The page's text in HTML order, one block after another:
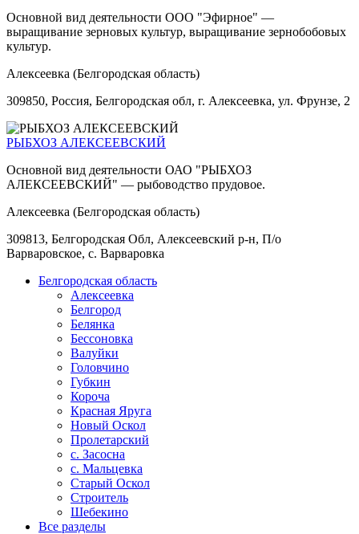
Основной вид деятельности ООО "Эфирное" —
выращивание зерновых культур, выращивание зернобобовых
культур.
Алексеевка (Белгородская область)
309850, Россия, Белгородская обл, г. Алексеевка, ул. Фрунзе, 2
РЫБХОЗ АЛЕКСЕЕВСКИЙ
Основной вид деятельности ОАО "РЫБХОЗ
АЛЕКСЕЕВСКИЙ" — рыбоводство прудовое.
Алексеевка (Белгородская область)
309813, Белгородская Обл, Алексеевский р-н, П/о
Варваровское, с. Варваровка
Белгородская область
Алексеевка
Белгород
Белянка
Бессоновка
Валуйки
Головчино
Губкин
Короча
Красная Яруга
Новый Оскол
Пролетарский
с. Засосна
с. Мальцевка
Старый Оскол
Строитель
Шебекино
Все разделы